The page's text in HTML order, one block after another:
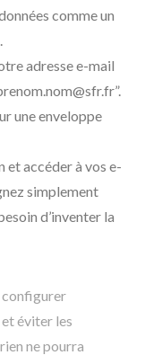
comme un
adresse e-mail
une enveloppe
et accéder à vos e-
simplement
d’inventer la
configurer
éviter les
ne pourra